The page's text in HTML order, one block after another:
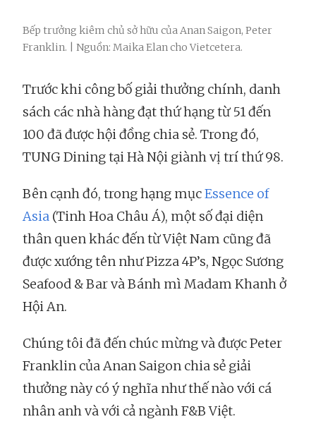
Bếp trưởng kiêm chủ sở hữu của Anan Saigon, Peter
Franklin. | Nguồn: Maika Elan cho Vietcetera.
Trước khi công bố giải thưởng chính, danh
sách các nhà hàng đạt thứ hạng từ 51 đến
100 đã được hội đồng chia sẻ. Trong đó,
TUNG Dining tại Hà Nội giành vị trí thứ 98.
Bên cạnh đó, trong hạng mụcEssence of
Asia (Tinh Hoa Châu Á), một số đại diện
thân quen khác đến từ Việt Nam cũng đã
được xướng tên như Pizza 4P’s, Ngọc Sương
Seafood & Bar và Bánh mì Madam Khanh ở
Hội An.
Chúng tôi đã đến chúc mừng và được Peter
Franklin của Anan Saigon chia sẻ giải
thưởng này có ý nghĩa như thế nào với cá
nhân anh và với cả ngành F&B Việt.